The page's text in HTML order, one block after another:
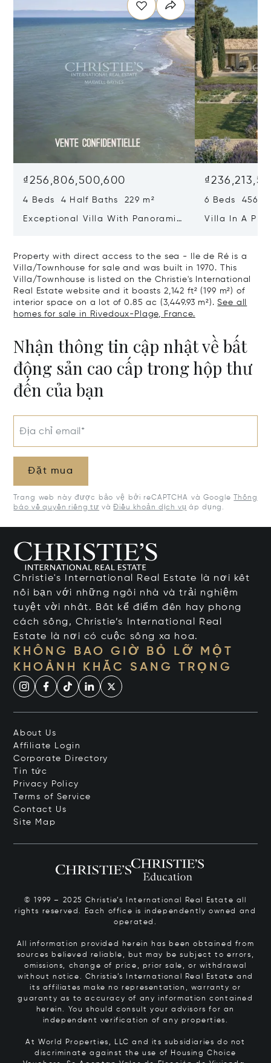
₫256,806,500,600
4 Beds 4 Half Baths 229 m²
Exceptional Villa With Panoramic
6 Beds 456
Villa In A
Property with direct access to the sea - Ile de Ré is a
Villa/Townhouse for sale and was built in 1970. This
Villa/Townhouse is listed on the Christie's International
Real Estate website and it boasts 2,142 ft² (199 m²) of
interior space on a lot of 0.85 ac (3,449.93 m²).See all
homes for sale in Rivedoux-Plage, France.
Nhận thông tin cập nhật về bất
động sản cao cấp trong hộp thư
đến của bạn
Địa chỉ email*
Đặt mua
Trang web này được bảo vệ bởi reCAPTCHA và Google
Thông
báo về quyền riêng tư vàĐiều khoản dịch vụ áp dụng.
Christie's International Real Estate là nơi kết
nối bạn với những ngôi nhà và trải nghiệm
tuyệt vời nhất. Bất kể điểm đến hay phong
cách sống, Christie’s International Real
Estate là nơi có cuộc sống xa hoa.
KHÔNG BAO GIỜ BỎ LỠ MỘT
KHOẢNH KHẮC SANG TRỌNG
About Us
Affiliate Login
Corporate Directory
Tin tức
Privacy Policy
Terms of Service
Contact Us
Site Map
© 1999 – 2025 Christie’s International Real Estate all
rights reserved. Each office is independently owned and
operated.
All information provided herein has been obtained from
sources believed reliable, but may be subject to errors,
omissions, change of price, prior sale, or withdrawal
without notice. Christie’s International Real Estate and
its affiliates make no representation, warranty or
guaranty as to accuracy of any information contained
herein. You should consult your advisors for an
independent verification of any properties.
At World Properties, LLC and its subsidiaries do not
discriminate against the use of Housing Choice